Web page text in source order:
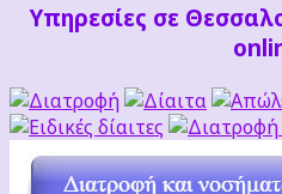
Υπηρεσίες σε